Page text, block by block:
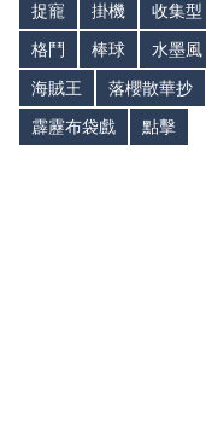
捉寵
掛機 收集型
格鬥
棒球 水墨風
海賊王
落櫻散華抄
霹靂布袋戲
點擊